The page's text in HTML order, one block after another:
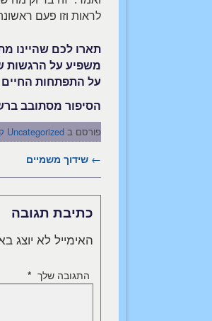
לראות וזו פעם
תארו לכם שהיינו
משפיע על הרגשות
על התפתחות החיים
הסיפור מסתובב
פורסם ב Uncategorized
ניווט בפוסטים
← שידוך משמיים
כתיבת תגובה
האימייל לא יוצג
התגובה שלך *